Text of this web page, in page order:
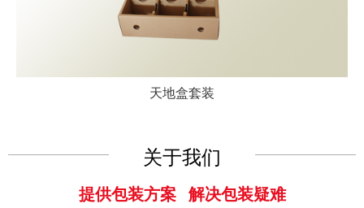
天地盒套装
关于我们
提供包装方案 解决包装疑难